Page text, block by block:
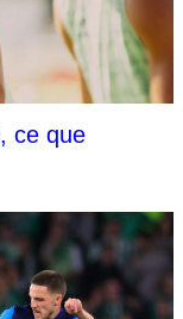
ce que